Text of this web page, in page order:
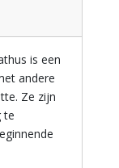
is een
andere
Ze zijn
te